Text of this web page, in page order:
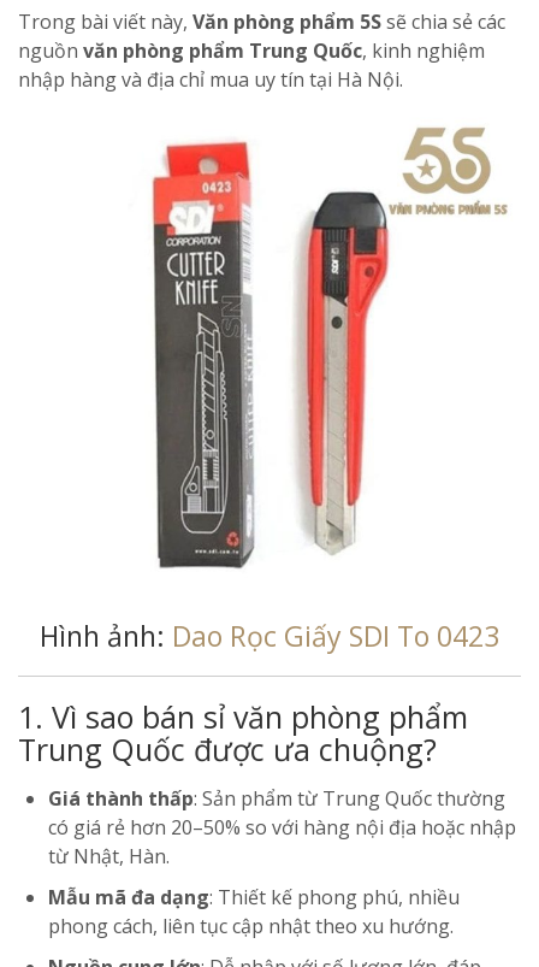
Trong bài viết này, Văn phòng phẩm 5Ssẽ chia sẻ các
nguồn văn phòng phẩm Trung Quốc, kinh nghiệm
nhập hàng và địa chỉ mua uy tín tại Hà Nội.
Hình ảnh: Dao Rọc Giấy SDI To 0423
1. Vì sao bán sỉ văn phòng phẩm
Trung Quốc được ưa chuộng?
Giá thành thấp: Sản phẩm từ Trung Quốc thường
có giá rẻ hơn 20–50% so với hàng nội địa hoặc nhập
từ Nhật, Hàn.
Mẫu mã đa dạng: Thiết kế phong phú, nhiều
phong cách, liên tục cập nhật theo xu hướng.